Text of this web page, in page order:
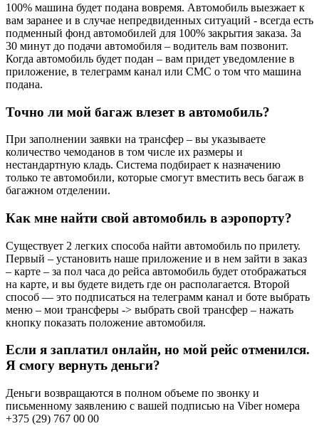
100% машина будет подана вовремя. Автомобиль выезжает к
вам заранее и в случае непредвиденных ситуаций - всегда есть
подменный фонд автомобилей для 100% закрытия заказа. За
30 минут до подачи автомобиля – водитель вам позвонит.
Когда автомобиль будет подан – вам придет уведомление в
приложение, в телеграмм канал или СМС о том что машина
подана.
Точно ли мой багаж влезет в автомобиль?
При заполнении заявки на трансфер – вы указываете
количество чемоданов в том числе их размеры и
нестандартную кладь. Система подбирает к назначению
только те автомобили, которые смогут вместить весь багаж в
багажном отделении.
Как мне найти свой автомобиль в аэропорту?
Существует 2 легких способа найти автомобиль по прилету.
Первый – установить наше приложение и в нем зайти в заказ
– карте – за пол часа до рейса автомобиль будет отображаться
на карте, и вы будете видеть где он располагается. Второй
способ — это подписаться на телеграмм канал и боте выбрать
меню – мои трансферы -> выбрать свой трансфер – нажать
кнопку показать положение автомобиля.
Если я заплатил онлайн, но мой рейс отменился.
Я смогу вернуть деньги?
Деньги возвращаются в полном объеме по звонку и
письменному заявлению с вашей подписью на Viber номера
+375 (29) 767 00 00